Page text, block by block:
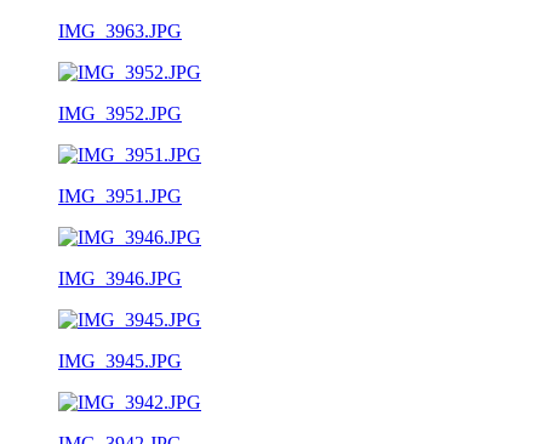
IMG_3963.JPG
IMG_3952.JPG
IMG_3951.JPG
IMG_3946.JPG
IMG_3945.JPG